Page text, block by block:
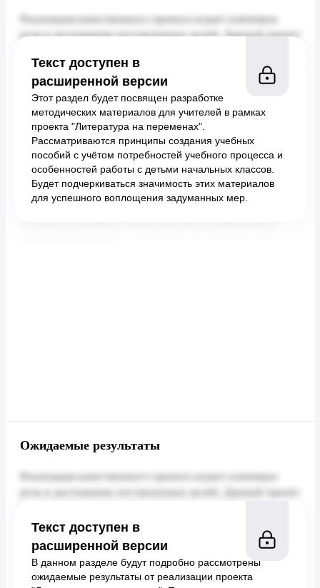
Текст доступен в
расширенной версии
Этот раздел будет посвящен разработке
методических материалов для учителей в рамках
проекта "Литература на переменах".
Рассматриваются принципы создания учебных
пособий с учётом потребностей учебного процесса и
особенностей работы с детьми начальных классов.
Будет подчеркиваться значимость этих материалов
для успешного воплощения задуманных мер.
Ожидаемые результаты
Текст доступен в
расширенной версии
В данном разделе будут подробно рассмотрены
ожидаемые результаты от реализации проекта